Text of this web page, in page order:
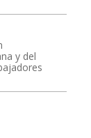
y del